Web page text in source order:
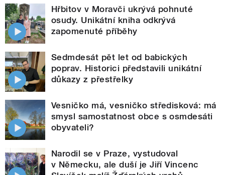
Hřbitov v Moravči ukrývá pohnuté
osudy. Unikátní kniha odkrývá
zapomenuté příběhy
Sedmdesát pět let od babických
poprav. Historici představili unikátní
důkazy z přestřelky
Vesničko má, vesničko středisková: má
smysl samostatnost obce s osmdesáti
obyvateli?
Narodil se v Praze, vystudoval
v Německu, ale duší je Jiří Vincenc